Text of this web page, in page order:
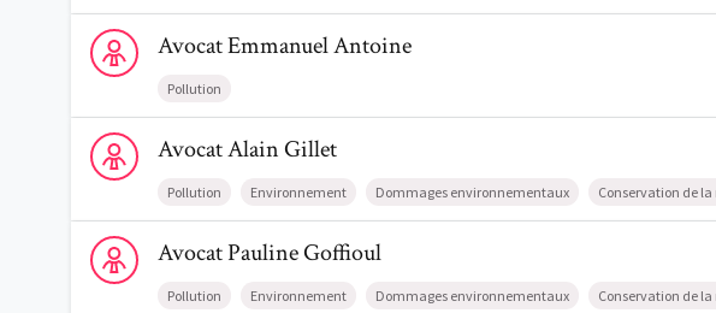
Voir le profil de AvocatEmmanuel Antoine
AvocatEmmanuelAntoine
Pollution
Voir le profil de AvocatAlain Gillet
AvocatAlainGillet
Pollution Environnement Dommages environnementaux Conservation de
Voir le profil de AvocatPauline Goffioul
AvocatPaulineGoffioul
Pollution Environnement Dommages environnementaux Conservation de